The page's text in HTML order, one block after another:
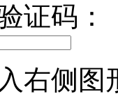
证码：
右侧图